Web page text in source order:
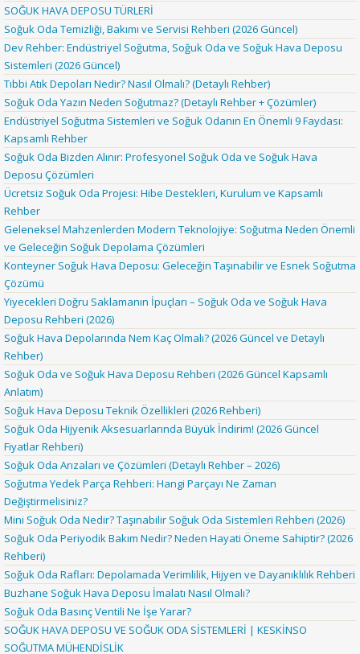
SOĞUK HAVA DEPOSU TÜRLERİ
Soğuk Oda Temizliği, Bakımı ve Servisi Rehberi (2026 Güncel)
Dev Rehber: Endüstriyel Soğutma, Soğuk Oda ve Soğuk Hava Deposu
Sistemleri (2026 Güncel)
Tıbbi Atık Depoları Nedir? Nasıl Olmalı? (Detaylı Rehber)
Soğuk Oda Yazın Neden Soğutmaz? (Detaylı Rehber + Çözümler)
Endüstriyel Soğutma Sistemleri ve Soğuk Odanın En Önemli 9 Faydası:
Kapsamlı Rehber
Soğuk Oda Bizden Alınır: Profesyonel Soğuk Oda ve Soğuk Hava
Deposu Çözümleri
Ücretsiz Soğuk Oda Projesi: Hibe Destekleri, Kurulum ve Kapsamlı
Rehber
Geleneksel Mahzenlerden Modern Teknolojiye: Soğutma Neden Önemli
ve Geleceğin Soğuk Depolama Çözümleri
Konteyner Soğuk Hava Deposu: Geleceğin Taşınabilir ve Esnek Soğutma
Çözümü
Yiyecekleri Doğru Saklamanın İpuçları – Soğuk Oda ve Soğuk Hava
Deposu Rehberi (2026)
Soğuk Hava Depolarında Nem Kaç Olmalı? (2026 Güncel ve Detaylı
Rehber)
Soğuk Oda ve Soğuk Hava Deposu Rehberi (2026 Güncel Kapsamlı
Anlatım)
Soğuk Hava Deposu Teknik Özellikleri (2026 Rehberi)
Soğuk Oda Hijyenik Aksesuarlarında Büyük İndirim! (2026 Güncel
Fiyatlar Rehberi)
Soğuk Oda Arızaları ve Çözümleri (Detaylı Rehber – 2026)
Soğutma Yedek Parça Rehberi: Hangi Parçayı Ne Zaman
Değiştirmelisiniz?
Mini Soğuk Oda Nedir? Taşınabilir Soğuk Oda Sistemleri Rehberi (2026)
Soğuk Oda Periyodik Bakım Nedir? Neden Hayati Öneme Sahiptir? (2026
Rehberi)
Soğuk Oda Rafları: Depolamada Verimlilik, Hijyen ve Dayanıklılık Rehberi
Buzhane Soğuk Hava Deposu İmalatı Nasıl Olmalı?
Soğuk Oda Basınç Ventili Ne İşe Yarar?
SOĞUK HAVA DEPOSU VE SOĞUK ODA SİSTEMLERİ | KESKİNSO
SOĞUTMA MÜHENDİSLİK